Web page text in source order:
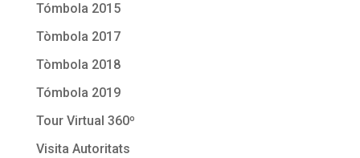
Tómbola 2015
Tòmbola 2017
Tòmbola 2018
Tómbola 2019
Tour Virtual 360º
Visita Autoritats